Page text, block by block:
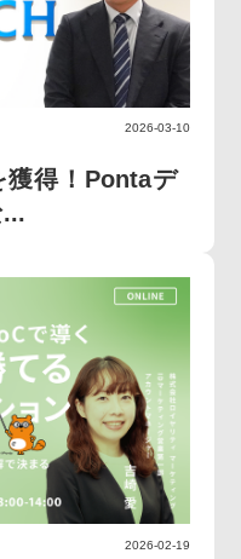
2026-03-10
獲得！Pontaデ
2026-02-19